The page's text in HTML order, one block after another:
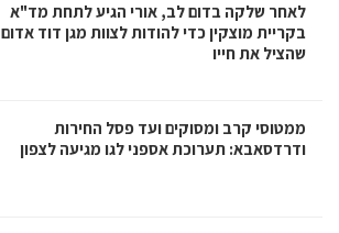
לאחר שלקה בדום לב, אורי הגיע לתחת מד"א
בקריית מוצקין כדי להודות לצוות מגן דוד אדום
שהציל את חייו
ממטוסי קרב ומסוקים ועד פסל החירות
ודרדסאבא: תערוכת אספני לגו מגיעה לצפון